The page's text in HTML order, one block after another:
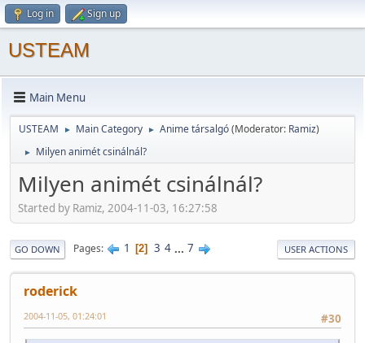
Log in Sign up
USTEAM
Main Menu
USTEAM ► Main Category ► Anime társalgó(Moderator: Ramiz)
► Milyen animét csinálnál?
Milyen animét csinálnál?
Started by Ramiz, 2004-11-03, 16:27:58
GO DOWN Pages 1 2 3 4 ... 7 USER ACTIONS
roderick
#30
2004-11-05, 01:24:01